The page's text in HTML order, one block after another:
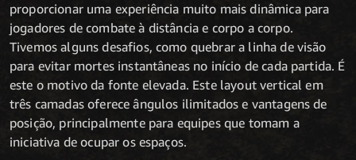
proporcionar uma experiência muito mais dinâmica para
jogadores de combate à distância e corpo a corpo.
Tivemos alguns desafios, como quebrar a linha de visão
para evitar mortes instantâneas no início de cada partida. É
este o motivo da fonte elevada. Este layout vertical em
três camadas oferece ângulos ilimitados e vantagens de
posição, principalmente para equipes que tomam a
iniciativa de ocupar os espaços.